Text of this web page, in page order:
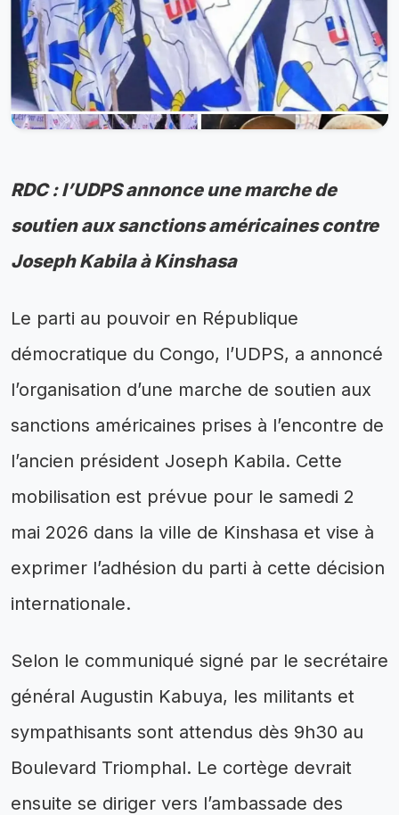
RDC : l’UDPS annonce une marche de
soutien aux sanctions américaines contre
Joseph Kabila à Kinshasa
Le parti au pouvoir en République
démocratique du Congo, l’UDPS, a annoncé
l’organisation d’une marche de soutien aux
sanctions américaines prises à l’encontre de
l’ancien président Joseph Kabila. Cette
mobilisation est prévue pour le samedi 2
mai 2026 dans la ville de Kinshasa et vise à
exprimer l’adhésion du parti à cette décision
internationale.
Selon le communiqué signé par le secrétaire
général Augustin Kabuya, les militants et
sympathisants sont attendus dès 9h30 au
Boulevard Triomphal. Le cortège devrait
ensuite se diriger vers l’ambassade des